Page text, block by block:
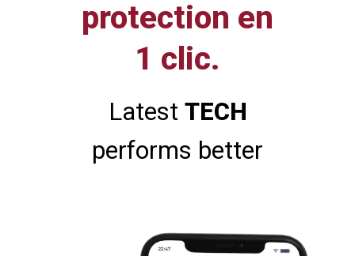
protection en
1 clic.
Latest TECH
performs better